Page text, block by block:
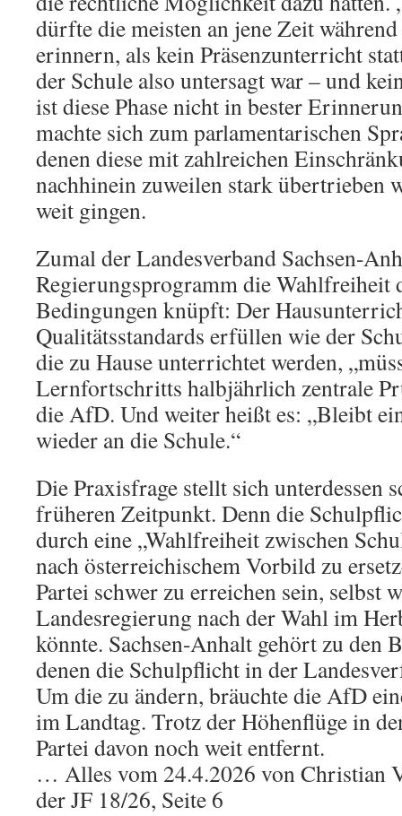
dürfte die meisten an jene Zeit
erinnern, als kein Präsenzunterricht
der Schule also untersagt war – und
ist diese Phase nicht in bester
machte sich zum parlamentarischen
denen diese mit zahlreichen
nachhinein zuweilen stark übertrieben
weit gingen.
Zumal der Landesverband Sachsen-
Regierungsprogramm die Wahlfreiheit
Bedingungen knüpft: Der
Qualitätsstandards erfüllen wie der
die zu Hause unterrichtet werden,
Lernfortschritts halbjährlich zentrale
die AfD. Und weiter heißt es: „Bleibt
wieder an die Schule.“
Die Praxisfrage stellt sich unterdessen
früheren Zeitpunkt. Denn die
durch eine „Wahlfreiheit zwischen
nach österreichischem Vorbild zu
Partei schwer zu erreichen sein, selbst
Landesregierung nach der Wahl im
könnte. Sachsen-Anhalt gehört zu den
denen die Schulpflicht in der
Um die zu ändern, bräuchte die AfD
im Landtag. Trotz der Höhenflüge in
Partei davon noch weit entfernt.
… Alles vom 24.4.2026 von Christian
der JF 18/26, Seite 6